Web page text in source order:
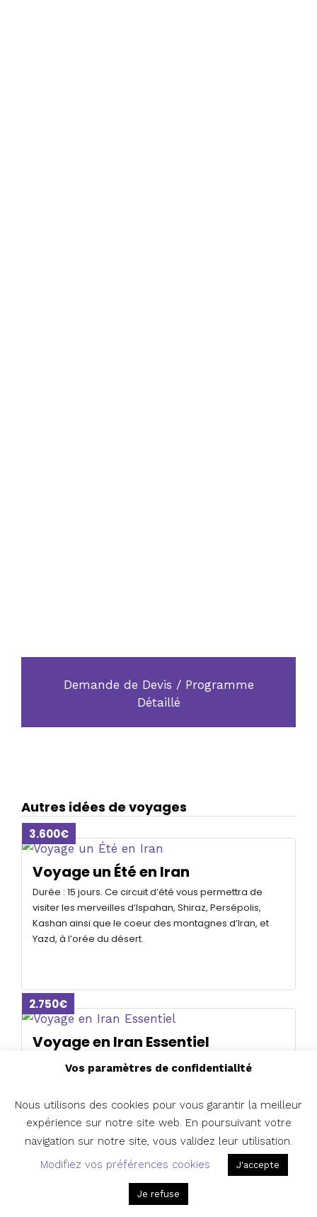
Demande de Devis / Programme
Détaillé
Autres idées de voyages
3.600€
Voyage un Été en Iran
Durée : 15 jours. Ce circuit d’été vous permettra de
visiter les merveilles d’Ispahan, Shiraz, Persépolis,
Kashan ainsi que le coeur des montagnes d’Iran, et
Yazd, à l’orée du désert.
2.750€
Voyage en Iran Essentiel
Durée : 8 jours. Avec ses vertes vallées et ses cités
souterraines, la Cappadoce est un endroit parfait
cheminées de fées qui sont au rendez-vous…
Vos paramètres de confidentialité
Nous utilisons des cookies pour vous garantir la meilleur
expérience sur notre site web. En poursuivant votre
navigation sur notre site, vous validez leur utilisation.
Modifiez vos préférences cookies
J'accepte
Je refuse